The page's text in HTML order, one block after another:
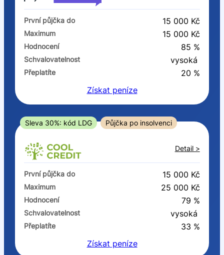
ano
ne
Po insolvenci
V hotovosti
ano
První půjčka do 15 000 Kč
Maximum 15 000 Kč
Hodnocení 85 %
Schvalovatelnost vysoká
Přeplatíte
20 %
Získat peníze
Sleva 30%: kód LDG Půjčka po insolvenci
Detail >
První půjčka do 15 000 Kč
Maximum 25 000 Kč
Hodnocení 79 %
Schvalovatelnost vysoká
Přeplatíte
33 %
Získat peníze